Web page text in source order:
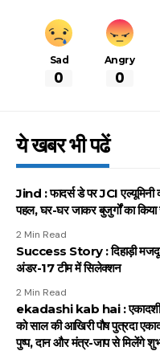
Sad
0
Angry
0
ये खबर भी पढें
Jind : फादर्स डे पर JCI एल्यूमिनी
पहल, घर-घर जाकर बुजुर्गों का किया
2 Min Read
Success Story : दिहाड़ी मजदूर
अंडर-17 टीम में सिलेक्शन
2 Min Read
ekadashi kab hai : एकादशी
को साल की आखिरी पौष पुत्रदा
पुष्प, दान और मंत्र-जाप से मिलेंगे